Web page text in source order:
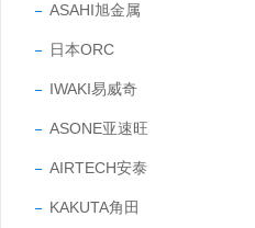
ASAHI旭金属
日本ORC
IWAKI易威奇
ASONE亚速旺
AIRTECH安泰
KAKUTA角田